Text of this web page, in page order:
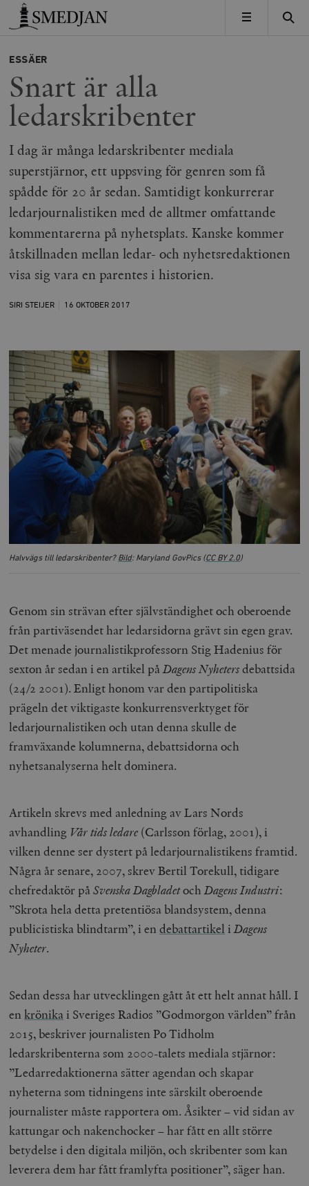
Timbro
MENY
ESSÄER
Snart är alla
ledarskribenter
I dag är många ledarskribenter mediala
superstjärnor, ett uppsving för genren som få
spådde för 20 år sedan. Samtidigt konkurrerar
ledarjournalistiken med de alltmer omfattande
kommentarerna på nyhetsplats. Kanske kommer
åtskillnaden mellan ledar- och nyhetsredaktionen
visa sig vara en parentes i historien.
SIRI STEIJER 16 OKTOBER 2017
Halvvägs till ledarskribenter? Bild: Maryland GovPics (CC BY 2.0)
Genom sin strävan efter självständighet och oberoende
från partiväsendet har ledarsidorna grävt sin egen grav.
Det menade journalistikprofessorn Stig Hadenius för
sexton år sedan i en artikel påDagens Nyhetersdebattsida
(24/2 2001). Enligt honom var den partipolitiska
prägeln det viktigaste konkurrensverktyget för
ledarjournalistiken och utan denna skulle de
framväxande kolumnerna, debattsidorna och
nyhetsanalyserna helt dominera.
Artikeln skrevs med anledning av Lars Nords
avhandling Vår tids ledare (Carlsson förlag, 2001), i
vilken denne ser dystert på ledarjournalistikens framtid.
Några år senare, 2007, skrev Bertil Torekull, tidigare
chefredaktör påSvenska DagbladetochDagens Industri:
”Skrota hela detta pretentiösa blandsystem, denna
publicistiska blindtarm”, i endebattartikeliDagens
Nyheter.
Sedan dessa har utvecklingen gått åt ett helt annat håll. I
enkrönika i Sveriges Radios ”Godmorgon världen” från
2015, beskriver journalisten Po Tidholm
ledarskribenterna som 2000-talets mediala stjärnor:
”Ledarredaktionerna sätter agendan och skapar
nyheterna som tidningens inte särskilt oberoende
journalister måste rapportera om. Åsikter – vid sidan av
kattungar och nakenchocker – har fått en allt större
betydelse i den digitala miljön, och skribenter som kan
leverera dem har fått framlyfta positioner”, säger han.